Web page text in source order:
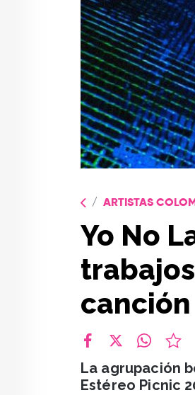
ARTISTAS
Yo No
canción
La agrupación
Estéreo Picnic